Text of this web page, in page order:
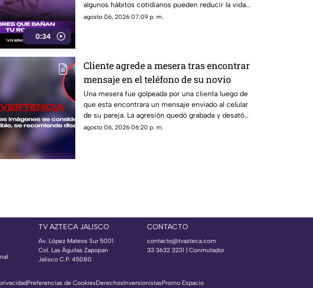
0:34
algunos hábitos cotidianos pueden reducir la vida
útil de la ropa y provocar que pierda color, forma y
agosto 06, 2026 07:09 p. m.
Cliente agrede a mesera tras encontrar
mensaje en el teléfono de su novio
Una mesera fue golpeada por una clienta luego de
que esta encontrara un mensaje enviado al celular
de su pareja. La agresión quedó grabada y desató
una ola de reacciones en redes sociales.
agosto 06, 2026 06:20 p. m.
TV AZTECA JALISCO
Av. López Mateos Sur 5001
Col. Las Águilas Zapopan
Jalisco C.P. 45080
CONTACTO
contacto@tvazteca.com
33 3632 3231 | Conmutador
Preferencias de CookiesDerechosInversionistasPromo Espacio